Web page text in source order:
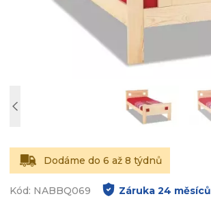
Dodáme do 6 až 8 týdnů
Kód: NABBQ069 Záruka 24 měsíců